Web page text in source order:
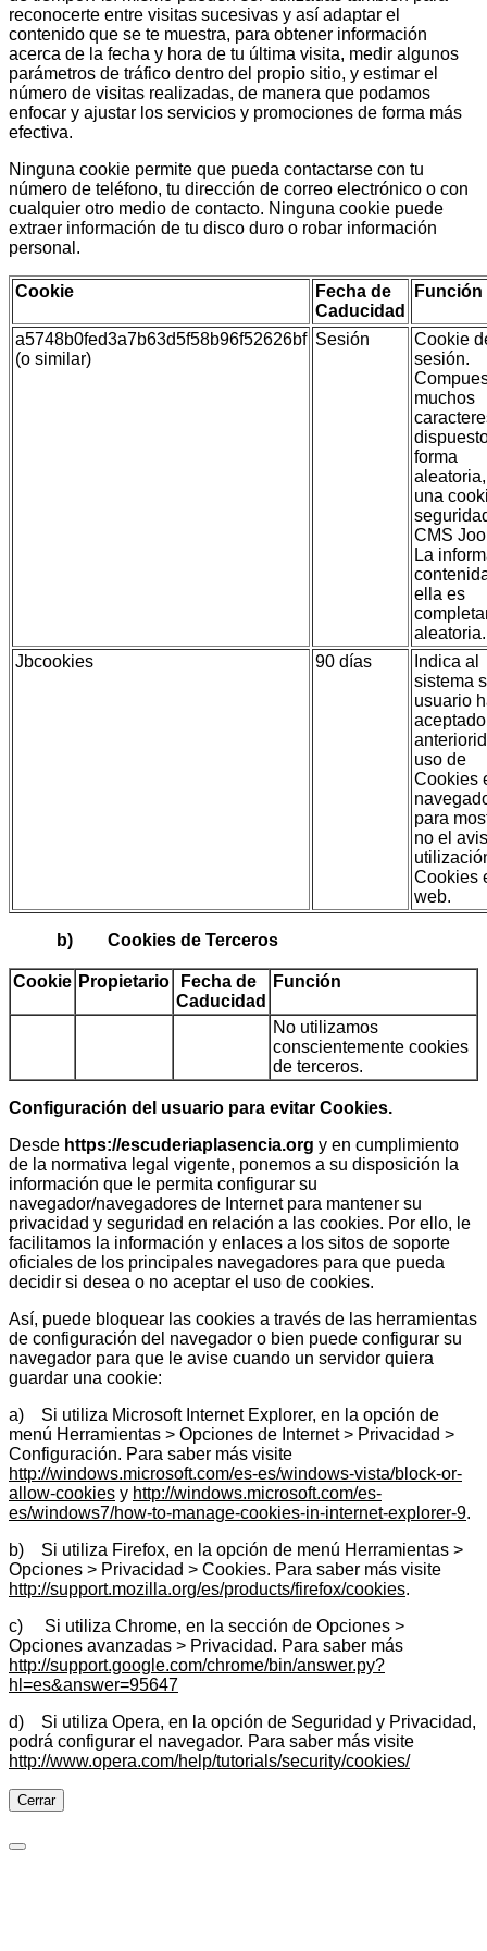
reconocerte entre visitas sucesivas y así adaptar el
contenido que se te muestra, para obtener información
acerca de la fecha y hora de tu última visita, medir algunos
parámetros de tráfico dentro del propio sitio, y estimar el
número de visitas realizadas, de manera que podamos
enfocar y ajustar los servicios y promociones de forma más
efectiva.
Ninguna cookie permite que pueda contactarse con tu
número de teléfono, tu dirección de correo electrónico o con
cualquier otro medio de contacto. Ninguna cookie puede
extraer información de tu disco duro o robar información
personal.
Cookie
Fecha de
Caducidad
Función
a5748b0fed3a7b63d5f58b96f52626bf
(o similar)
Sesión
Cookie
sesión.
muchos
forma
una
CMS
La
ella es
aleatoria.
Jbcookies
90 días
Indica al
sistema
usuario
uso de
Cookies
para
no el
Cookies
web.
b) Cookies de Terceros
Cookie Propietario
Fecha de
Caducidad
Función
No utilizamos
conscientemente cookies
de terceros.
Configuración del usuario para evitar Cookies.
Desde https://escuderiaplasencia.org y en cumplimiento
de la normativa legal vigente, ponemos a su disposición la
información que le permita configurar su
navegador/navegadores de Internet para mantener su
privacidad y seguridad en relación a las cookies. Por ello, le
facilitamos la información y enlaces a los sitos de soporte
oficiales de los principales navegadores para que pueda
decidir si desea o no aceptar el uso de cookies.
Así, puede bloquear las cookies a través de las herramientas
de configuración del navegador o bien puede configurar su
navegador para que le avise cuando un servidor quiera
guardar una cookie:
a) Si utiliza Microsoft Internet Explorer, en la opción de
menú Herramientas > Opciones de Internet > Privacidad >
Configuración. Para saber más visite
http://windows.microsoft.com/es-es/windows-vista/block-or-
allow-cookies y http://windows.microsoft.com/es-
es/windows7/how-to-manage-cookies-in-internet-explorer-9.
b) Si utiliza Firefox, en la opción de menú Herramientas >
Opciones > Privacidad > Cookies. Para saber más visite
http://support.mozilla.org/es/products/firefox/cookies.
c) Si utiliza Chrome, en la sección de Opciones >
Opciones avanzadas > Privacidad. Para saber más
http://support.google.com/chrome/bin/answer.py?
hl=es&answer=95647
d) Si utiliza Opera, en la opción de Seguridad y Privacidad,
podrá configurar el navegador. Para saber más visite
http://www.opera.com/help/tutorials/security/cookies/
Cerrar